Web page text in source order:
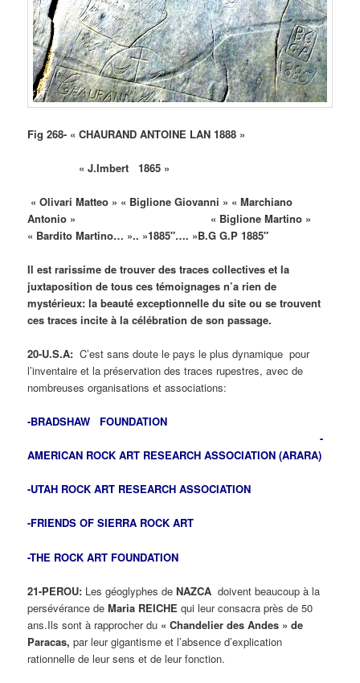
Fig 268- « CHAURAND ANTOINE LAN 1888 »
« J.Imbert 1865 »
« Olivari Matteo » « Biglione Giovanni » « Marchiano
Antonio » « Biglione Martino »
« Bardito Martino… ».. »1885″…. »B.G G.P 1885″
Il est rarissime de trouver des traces collectives et la
juxtaposition de tous ces témoignages n’a rien de
mystérieux: la beauté exceptionnelle du site ou se trouvent
ces traces incite à la célébration de son passage.
20-U.S.A:C’est sans doute le pays le plus dynamique pour
l’inventaire et la préservation des traces rupestres, avec de
nombreuses organisations et associations:
-BRADSHAW FOUNDATION
-
AMERICAN ROCK ART RESEARCH ASSOCIATION (ARARA)
-UTAH ROCK ART RESEARCH ASSOCIATION
-FRIENDS OF SIERRA ROCK ART
-THE ROCK ART FOUNDATION
21-PEROU: Les géoglyphes de NAZCA doivent beaucoup à la
persévérance de Maria REICHEqui leur consacra près de 50
ans.Ils sont à rapprocher du « Chandelier des Andes » de
Paracas,par leur gigantisme et l’absence d’explication
rationnelle de leur sens et de leur fonction.